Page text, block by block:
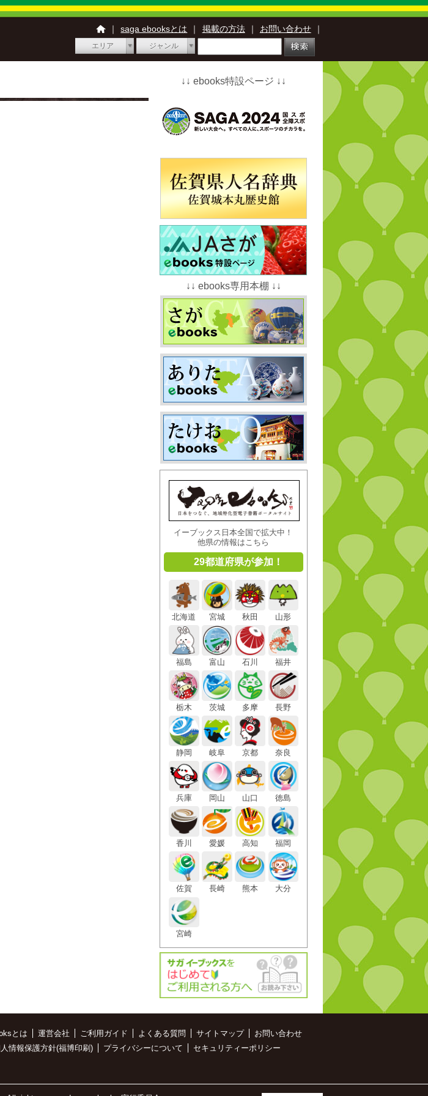
｜ saga ebooksとは ｜ 掲載の方法 ｜ お問い合わせ ｜
エリア ジャンル
↓↓ ebooks特設ページ ↓↓
↓↓ ebooks専用本棚 ↓↓
イーブックス日本全国で拡大中！
他県の情報はこちら
29都道府県が参加！
北海道 宮城 秋田 山形
福島 富山 石川 福井
栃木 茨城 多摩 長野
静岡 岐阜 京都 奈良
兵庫 岡山 山口 徳島
香川 愛媛 高知 福岡
佐賀 長崎 熊本 大分
宮崎
とは 運営会社 ご利用ガイド よくある質問 サイトマップ
お問い合わせ
情報保護方針(福博印刷) プライバシーについて
セキュリティーポリシー